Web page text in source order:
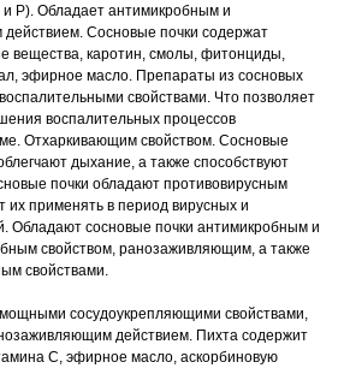
Р). Обладает антимикробным и
Сосновые почки содержат
вещества, каротин, смолы, фитонциды,
эфирное масло. Препараты из сосновых
свойствами. Что позволяет
воспалительных процессов
Отхаркивающим свойством. Сосновые
дыхание, а также способствуют
почки обладают противовирусным
их применять в период вирусных и
Обладают сосновые почки антимикробным и
свойством, ранозаживляющим, а также
свойствами.
сосудоукрепляющими свойствами,
действием. Пихта содержит
С, эфирное масло, аскорбиновую